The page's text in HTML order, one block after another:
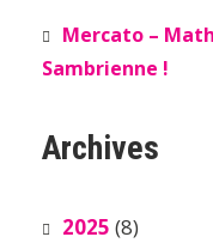
Mercato –
Sambrienne !
Archives
2025 (8)